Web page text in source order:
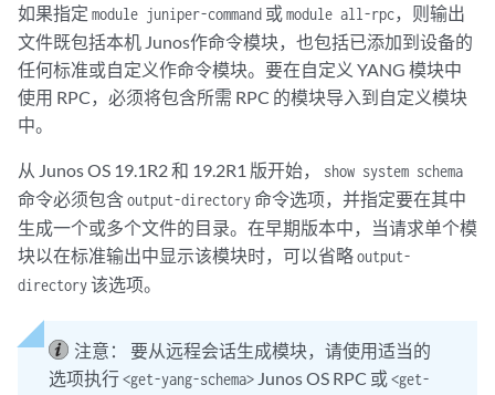
如果指定 module juniper-command 或 module all-rpc，则输出
文件既包括本机 Junos作命令模块，也包括已添加到设备的
任何标准或自定义作命令模块。要在自定义 YANG 模块中
使用 RPC，必须将包含所需 RPC 的模块导入到自定义模块
中。
从 Junos OS 19.1R2 和 19.2R1 版开始， show system schema
命令必须包含output-directory命令选项，并指定要在其中
生成一个或多个文件的目录。在早期版本中，当请求单个模
块以在标准输出中显示该模块时，可以省略output-
directory该选项。
注意：
要从远程会话生成模块，请使用适当的
选项执行<get-yang-schema> Junos OS RPC 或 <get-